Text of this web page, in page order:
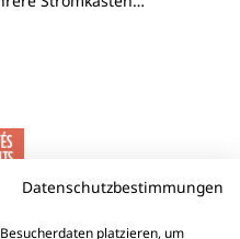
Datenschutzbestimmungen
platzieren, um